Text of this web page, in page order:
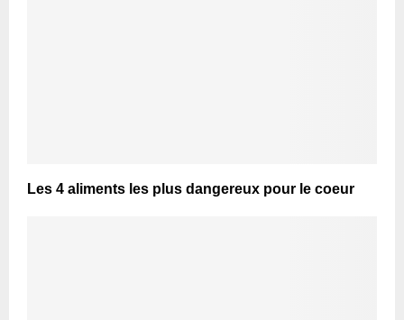
Les 4 aliments les plus dangereux pour le coeur